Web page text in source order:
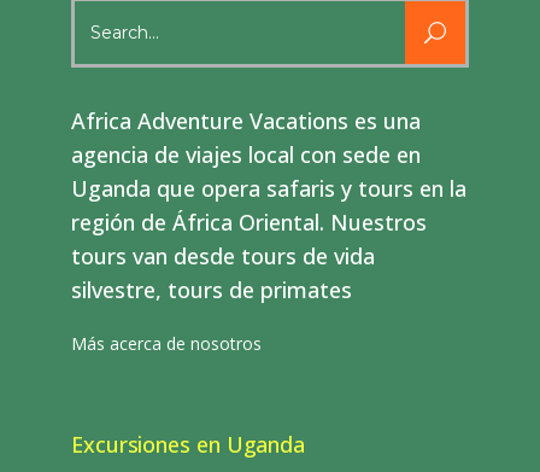
for:
Africa Adventure Vacations es una
agencia de viajes local con sede en
Uganda que opera safaris y tours en la
región de África Oriental. Nuestros
tours van desde tours de vida
silvestre, tours de primates
Más acerca de nosotros
Excursiones en Uganda